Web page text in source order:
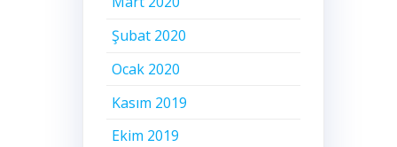
Şubat 2020
Ocak 2020
Kasım 2019
Ekim 2019